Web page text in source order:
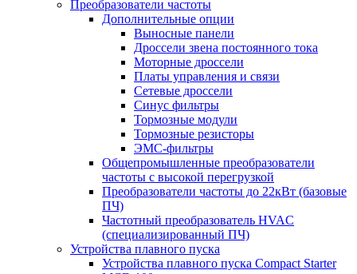
Преобразователи частоты
Дополнительные опции
Выносные панели
Дроссели звена постоянного тока
Моторные дроссели
Платы управления и связи
Сетевые дроссели
Синус фильтры
Тормозные модули
Тормозные резисторы
ЭМС-фильтры
Общепромышленные преобразователи
частоты с высокой перегрузкой
Преобразователи частоты до 22кВт (базовые
ПЧ)
Частотный преобразователь HVAC
(специализированный ПЧ)
Устройства плавного пуска
Устройства плавного пуска Compact Starter